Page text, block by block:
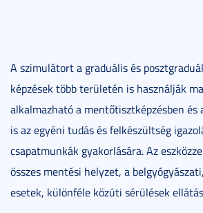
A szimulátort a graduális és
képzések több területén is használják
alkalmazható a mentőtisztképzésben és
is az egyéni tudás és felkészültség
csapatmunkák gyakorlására. Az
összes mentési helyzet, a
esetek, különféle közúti sérülések